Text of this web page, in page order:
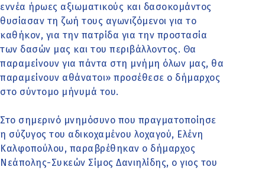
εννέα ήρωες αξιωματικούς και δασοκομάντος
θυσίασαν τη ζωή τους αγωνιζόμενοι για το
καθήκον, για την πατρίδα για την προστασία
των δασών μας και του περιβάλλοντος. Θα
παραμείνουν για πάντα στη μνήμη όλων μας, θα
παραμείνουν αθάνατοι» προσέθεσε ο δήμαρχος
στο σύντομο μήνυμά του.
Στο σημερινό μνημόσυνο που πραγματοποίησε
η σύζυγος του αδικοχαμένου λοχαγού, Ελένη
Καλφοπούλου, παραβρέθηκαν ο δήμαρχος
Νεάπολης-Συκεών Σίμος Δανιηλίδης, ο γιος του